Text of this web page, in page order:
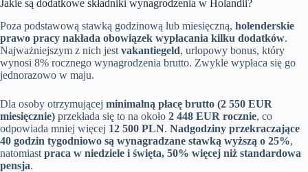
Jakie są dodatkowe składniki wynagrodzenia w Holandii?
Poza podstawową stawką godzinową lub miesięczną, holenderskie
prawo pracy nakłada obowiązek wypłacania kilku dodatków.
Najważniejszym z nich jest vakantiegeld, urlopowy bonus, który
wynosi 8% rocznego wynagrodzenia brutto. Zwykle wypłaca się go
jednorazowo w maju.
Dla osoby otrzymującej minimalną płacę brutto (2 550 EUR
miesięcznie) przekłada się to na około 2 448 EUR rocznie, co
odpowiada mniej więcej 12 500 PLN. Nadgodziny przekraczające
40 godzin tygodniowo są wynagradzane stawką wyższą o 25%,
natomiast praca w niedziele i święta, 50% więcej niż standardowa
pensja.